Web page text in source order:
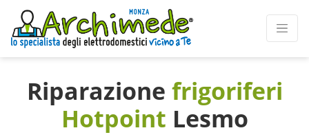
Riparazione frigoriferi
Hotpoint Lesmo